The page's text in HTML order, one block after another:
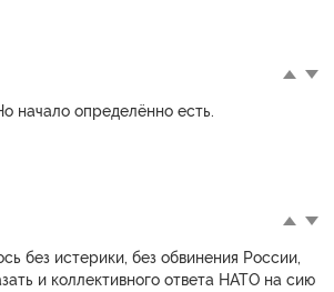
начало определённо есть.
без истерики, без обвинения России,
и коллективного ответа НАТО на сию